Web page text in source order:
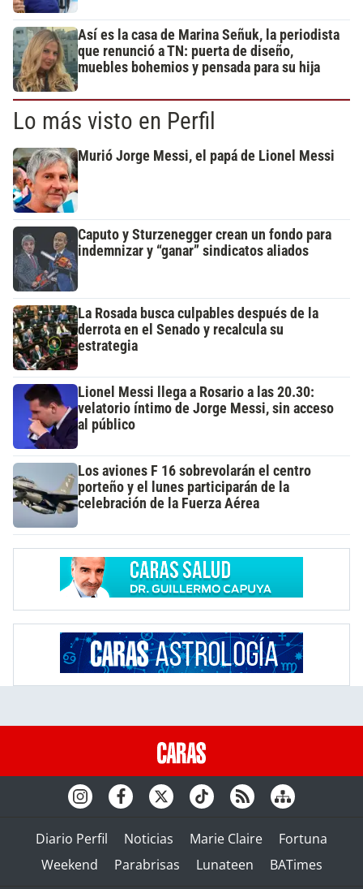
Así es la casa de Marina Señuk, la periodista
que renunció a TN: puerta de diseño,
muebles bohemios y pensada para su hija
Lo más visto en Perfil
Murió Jorge Messi, el papá de Lionel Messi
Caputo y Sturzenegger crean un fondo para
indemnizar y “ganar” sindicatos aliados
La Rosada busca culpables después de la
derrota en el Senado y recalcula su
estrategia
Lionel Messi llega a Rosario a las 20.30:
velatorio íntimo de Jorge Messi, sin acceso
al público
Los aviones F 16 sobrevolarán el centro
porteño y el lunes participarán de la
celebración de la Fuerza Aérea
Diario Perfil Noticias Marie Claire
Fortuna
Weekend
Parabrisas Lunateen BATimes